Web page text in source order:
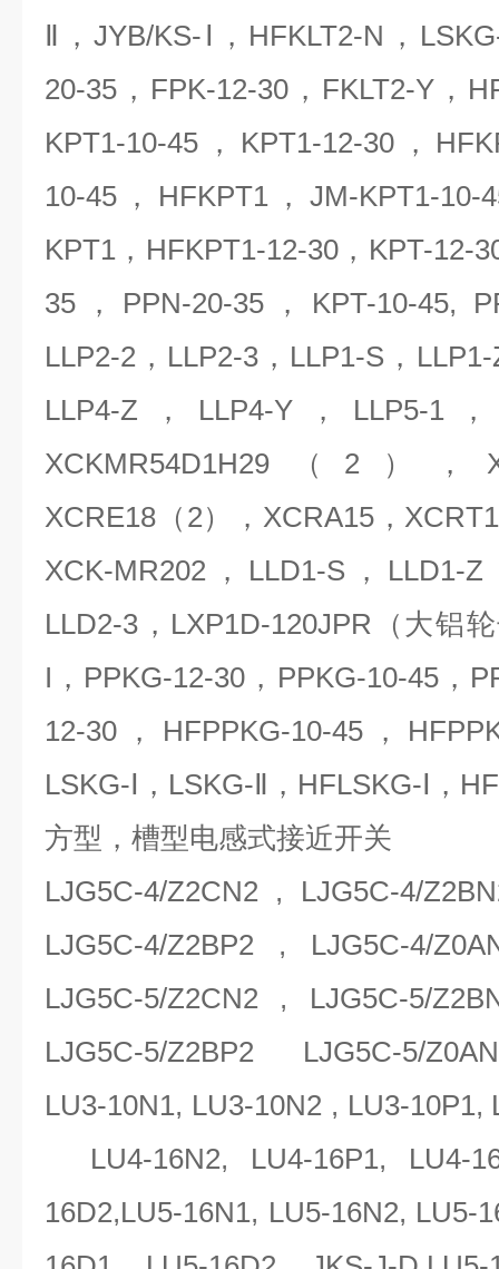
Ⅱ，JYB/KS-Ⅰ，HFKLT2-N，
20-35，FPK-12-30，FKLT2-Y，
KPT1-10-45，KPT1-12-30，
10-45，HFKPT1，JM-KPT1-10-
KPT1，HFKPT1-12-30，KPT-12-
35，PPN-20-35，KPT-10-45,
LLP2-2，LLP2-3，LLP1-S，
LLP4-Z，LLP4-Y，LLP5-1
XCKMR54D1H29（2）
XCRE18（2），XCRA15，
XCK-MR202，LLD1-S，LLD1-
LLD2-3，LXP1D-120JPR（大铝
I，PPKG-12-30，PPKG-10-45，
12-30，HFPPKG-10-45，
LSKG-Ⅰ，LSKG-Ⅱ，HFLSKG-Ⅰ，
方型，槽型电感式接近开关
LJG5C-4/Z2CN2 , LJG5C-4/
LJG5C-4/Z2BP2 , LJG5C-4/
LJG5C-5/Z2CN2 , LJG5C-5/
LJG5C-5/Z2BP2 LJG5C-5/
LU3-10N1, LU3-10N2 , LU3-
LU4-16N2, LU4-16P1, LU4-
16D2,LU5-16N1, LU5-16N2,